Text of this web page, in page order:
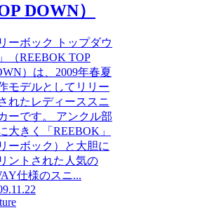
DOWN）
リーボック トップダウ
（REEBOK TOP
）は、2009年春夏
モデルとしてリリー
れたレディーススニ
ーです。 アンクル部
大きく「REEBOK」
リーボック）と大胆に
ントされた人気の
仕様のスニ...